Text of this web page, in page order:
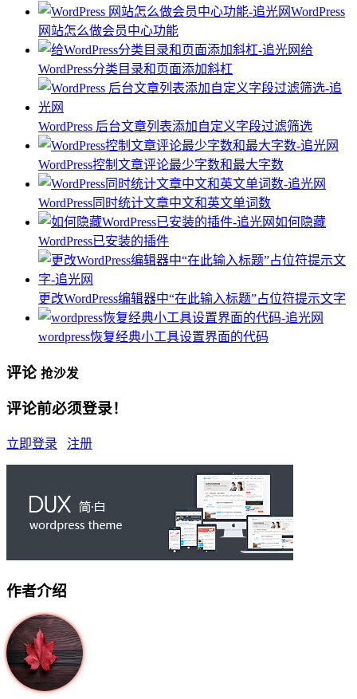
WordPress
网站怎么做会员中心功能
给
WordPress分类目录和页面添加斜杠
WordPress 后台文章列表添加自定义字段过滤筛选
WordPress控制文章评论最少字数和最大字数
WordPress同时统计文章中文和英文单词数
如何隐藏
WordPress已安装的插件
更改WordPress编辑器中“在此输入标题”占位符提示文字
wordpress恢复经典小工具设置界面的代码
评论 抢沙发
评论前必须登录！
立即登录 注册
作者介绍